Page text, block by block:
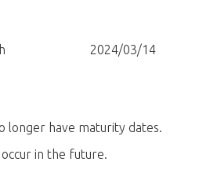
2024/03/14
longer have maturity dates.
in the future.